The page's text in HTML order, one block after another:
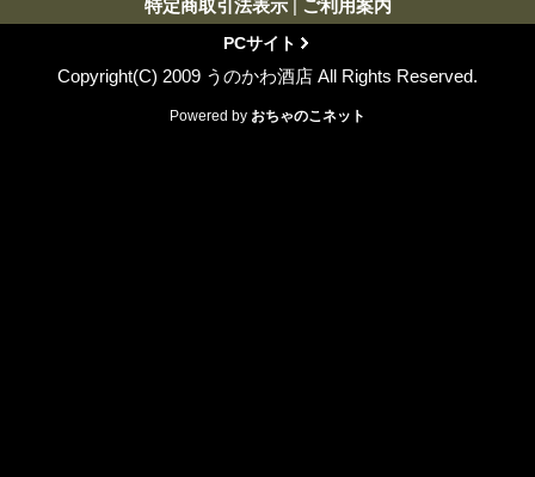
特定商取引法表示 | ご利用案内
PCサイト
Copyright(C) 2009 うのかわ酒店 All Rights Reserved.
Powered by おちゃのこネット